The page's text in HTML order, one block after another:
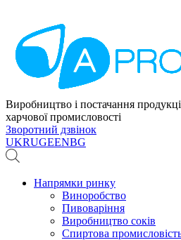
Виробництво і постачання
харчової промисловості
Зворотний дзвінок
UKRUGEENBG
Напрямки ринку
Виноробство
Пивоваріння
Виробництво соків
Спиртова